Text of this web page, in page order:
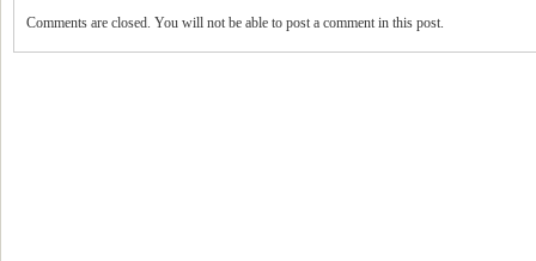
Comments are closed. You will not be able to post a comment in this post.